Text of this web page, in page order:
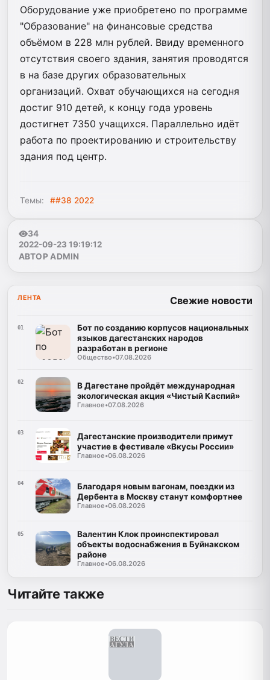
Оборудование уже приобретено по программе
"Образование" на финансовые средства
объёмом в 228 млн рублей. Ввиду временного
отсутствия своего здания, занятия проводятся
в на базе других образовательных
организаций. Охват обучающихся на сегодня
достиг 910 детей, к концу года уровень
достигнет 7350 учащихся. Параллельно идёт
работа по проектированию и строительству
здания под центр.
Темы: ##38 2022
34
2022-09-23 19:19:12
АВТОР ADMIN
ЛЕНТА Свежие новости
01
Бот по созданию корпусов национальных
языков дагестанских народов
разработан в регионе
Общество•07.08.2026
02
В Дагестане пройдёт международная
экологическая акция «Чистый Каспий»
Главное•07.08.2026
03
Дагестанские производители примут
участие в фестивале «Вкусы России»
Главное•06.08.2026
04
Благодаря новым вагонам, поездки из
Дербента в Москву станут комфортнее
Главное•06.08.2026
05
Валентин Клок проинспектировал
объекты водоснабжения в Буйнакском
районе
Главное•06.08.2026
Читайте также